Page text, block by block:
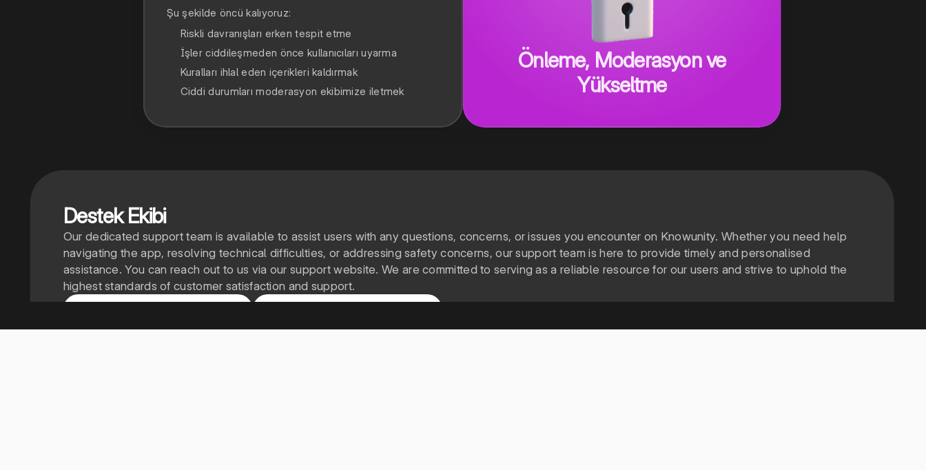
Şu şekilde öncü kalıyoruz:
Riskli davranışları erken tespit etme
İşler ciddileşmeden önce kullanıcıları uyarma
Kuralları ihlal eden içerikleri kaldırmak
Ciddi durumları moderasyon ekibimize iletmek
Önleme, Moderasyon ve
Yükseltme
Destek Ekibi
Our dedicated support team is available to assist users with any questions, concerns, or issues you encounter on Knowunity. Whether you need help
navigating the app, resolving technical difficulties, or addressing safety concerns, our support team is here to provide timely and personalised
assistance. You can reach out to us via our support website. We are committed to serving as a reliable resource for our users and strive to uphold the
highest standards of customer satisfaction and support.